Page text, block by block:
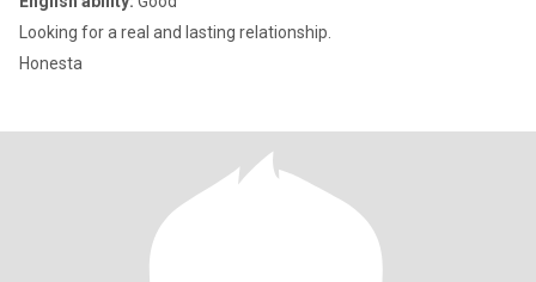
Looking for a real and lasting relationship.
Honesta